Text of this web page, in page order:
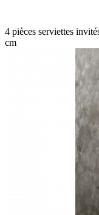
4 pièces serviettes
cm